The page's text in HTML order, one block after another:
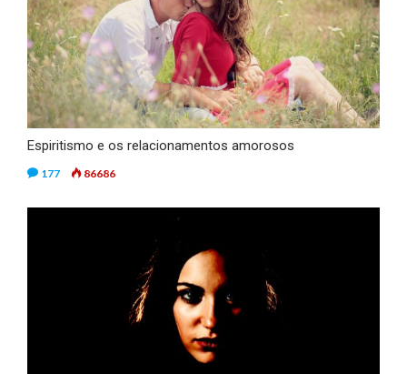
Espiritismo e os relacionamentos amorosos
177 86686